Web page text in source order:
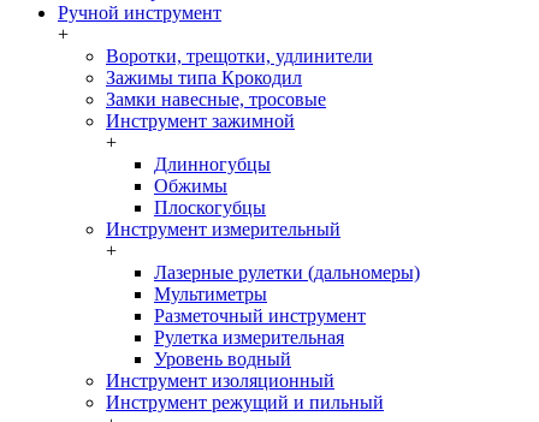
Ручной инструмент
+
Воротки, трещотки, удлинители
Зажимы типа Крокодил
Замки навесные, тросовые
Инструмент зажимной
+
Длинногубцы
Обжимы
Плоскогубцы
Инструмент измерительный
+
Лазерные рулетки (дальномеры)
Мультиметры
Разметочный инструмент
Рулетка измерительная
Уровень водный
Инструмент изоляционный
Инструмент режущий и пильный